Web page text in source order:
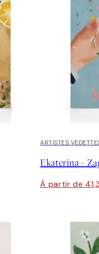
30%*
ARTISTES
Ekaterina -
À partir de